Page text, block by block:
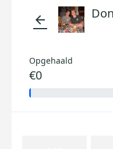
arrow_back
Opgehaald
€0